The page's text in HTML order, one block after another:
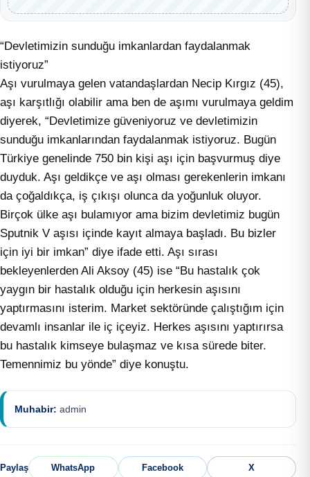
“Devletimizin sunduğu imkanlardan faydalanmak
istiyoruz”
Aşı vurulmaya gelen vatandaşlardan Necip Kırgız (45),
aşı karşıtlığı olabilir ama ben de aşımı vurulmaya geldim
diyerek, “Devletimize güveniyoruz ve devletimizin
sunduğu imkanlarından faydalanmak istiyoruz. Bugün
Türkiye genelinde 750 bin kişi aşı için başvurmuş diye
duyduk. Aşı geldikçe ve aşı olması gerekenlerin imkanı
da çoğaldıkça, iş çıkışı olunca da yoğunluk oluyor.
Birçok ülke aşı bulamıyor ama bizim devletimiz bugün
Sputnik V aşısı içinde kayıt almaya başladı. Bu bizler
için iyi bir imkan” diye ifade etti. Aşı sırası
bekleyenlerden Ali Aksoy (45) ise “Bu hastalık çok
yaygın bir hastalık olduğu için herkesin aşısını
yaptırmasını isterim. Market sektöründe çalıştığım için
devamlı insanlar ile iç içeyiz. Herkes aşısını yaptırırsa
bu hastalık kimseye bulaşmaz ve kısa sürede biter.
Temennimiz bu yönde” diye konuştu.
Muhabir: admin
Paylaş WhatsApp Facebook X